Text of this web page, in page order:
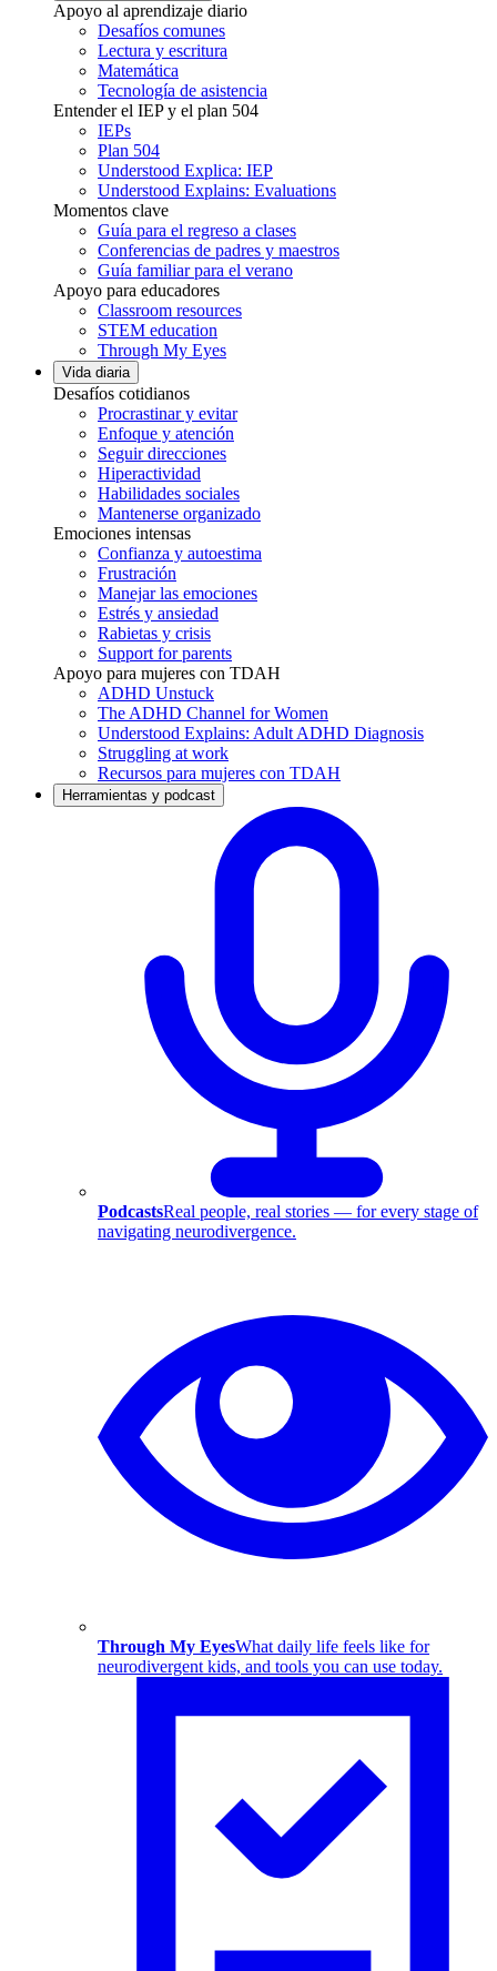
Apoyo al aprendizaje diario
Desafíos comunes
Lectura y escritura
Matemática
Tecnología de asistencia
Entender el IEP y el plan 504
IEPs
Plan 504
Understood Explica: IEP
Understood Explains: Evaluations
Momentos clave
Guía para el regreso a clases
Conferencias de padres y maestros
Guía familiar para el verano
Apoyo para educadores
Classroom resources
STEM education
Through My Eyes
Vida diaria
Desafíos cotidianos
Procrastinar y evitar
Enfoque y atención
Seguir direcciones
Hiperactividad
Habilidades sociales
Mantenerse organizado
Emociones intensas
Confianza y autoestima
Frustración
Manejar las emociones
Estrés y ansiedad
Rabietas y crisis
Support for parents
Apoyo para mujeres con TDAH
ADHD Unstuck
The ADHD Channel for Women
Understood Explains: Adult ADHD Diagnosis
Struggling at work
Recursos para mujeres con TDAH
Herramientas y podcast
PodcastsReal people, real stories — for every stage of
navigating neurodivergence.
Through My EyesWhat daily life feels like for
neurodivergent kids, and tools you can use today.